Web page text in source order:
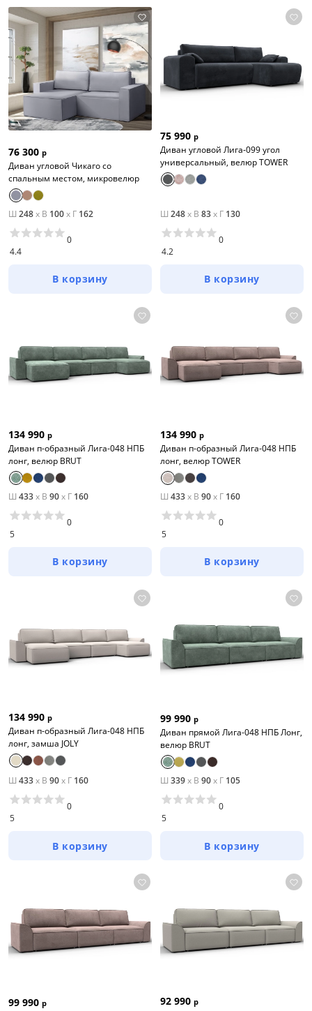
76 300 р
Диван угловой Чикаго со
спальным местом, микровелюр
Ш 248x В 100x Г 162
4.4
0
В корзину
75 990 р
Диван угловой Лига-099 угол
универсальный, велюр TOWER
Ш 248x В 83x Г 130
4.2
0
В корзину
134 990 р
Диван п-образный Лига-048 НПБ
лонг, велюр BRUT
Ш 433x В 90x Г 160
5
0
В корзину
134 990 р
Диван п-образный Лига-048 НПБ
лонг, велюр TOWER
Ш 433x В 90x Г 160
5
0
В корзину
134 990 р
Диван п-образный Лига-048 НПБ
лонг, замша JOLY
Ш 433x В 90x Г 160
5
0
В корзину
99 990 р
Диван прямой Лига-048 НПБ Лонг,
велюр BRUT
Ш 339x В 90x Г 105
5
0
В корзину
99 990 р 92 990 р